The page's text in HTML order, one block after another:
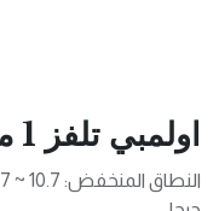
اولمبي تلفز 1 مخرج